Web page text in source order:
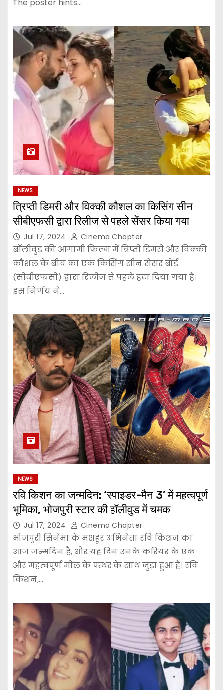
The poster hints…
NEWS
त्रिप्ती डिमरी और विक्की कौशल का किसिंग सीन
सीबीएफसी द्वारा रिलीज से पहले सेंसर किया गया
Jul 17, 2024 Cinema Chapter
बॉलीवुड की आगामी फिल्म में त्रिप्ती डिमरी और विक्की
कौशल के बीच का एक किसिंग सीन सेंसर बोर्ड
(सीबीएफसी) द्वारा रिलीज से पहले हटा दिया गया है।
इस निर्णय ने…
NEWS
रवि किशन का जन्मदिन: ‘स्पाइडर-मैन 3’ में महत्वपूर्ण
भूमिका, भोजपुरी स्टार की हॉलीवुड में चमक
Jul 17, 2024 Cinema Chapter
भोजपुरी सिनेमा के मशहूर अभिनेता रवि किशन का
आज जन्मदिन है, और यह दिन उनके करियर के एक
और महत्वपूर्ण मील के पत्थर के साथ जुड़ा हुआ है। रवि
किशन,…